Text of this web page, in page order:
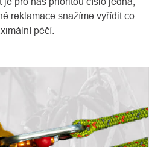
reklamace snažíme vyřídit co
péčí.